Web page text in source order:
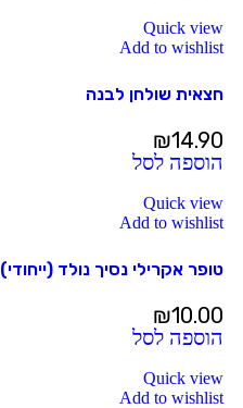
Quick view
Add to wishlist
חצאית שולחן לבנה
₪14.90
הוספה לסל
Quick view
Add to wishlist
טופר אקרילי נסיך נולד (ייחודי)
₪10.00
הוספה לסל
Quick view
Add to wishlist